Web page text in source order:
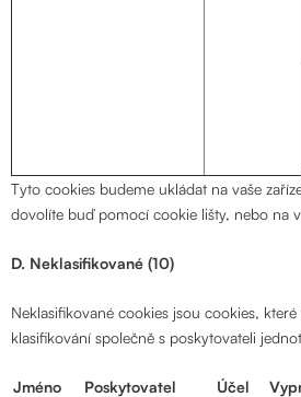
Tyto cookies budeme ukládat na vaše
dovolíte buď pomocí cookie lišty, nebo na
D. Neklasifikované (10)
Neklasifikované cookies jsou cookies,
klasifikování společně s poskytovateli
Jméno Poskytovatel Účel